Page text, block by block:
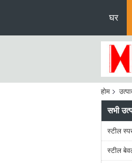
घर
होम
सभी
स्टील
स्टील